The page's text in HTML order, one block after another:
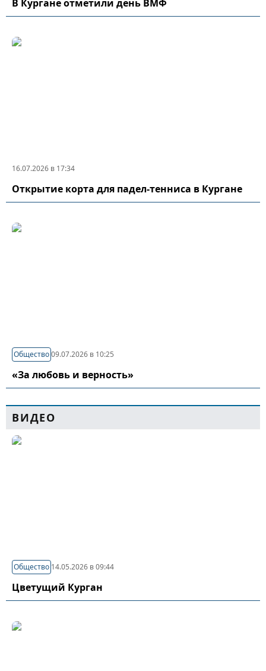
В Кургане отметили день ВМФ
16.07.2026 в 17:34
Открытие корта для падел-тенниса в Кургане
Общество09.07.2026 в 10:25
«За любовь и верность»
ВИДЕО
Общество 14.05.2026 в 09:44
Цветущий Курган